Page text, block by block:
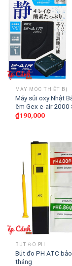
MÁY MÓC THIẾT BỊ
Máy sủi oxy Nhật
êm Gex e-air 2000
₫190,000
BÚT ĐO PH
Bút đo PH ATC
tháng